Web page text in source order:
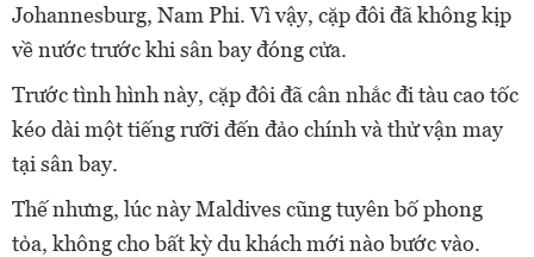
Johannesburg, Nam Phi. Vì vậy, cặp đôi đã không kịp
về nước trước khi sân bay đóng cửa.
Trước tình hình này, cặp đôi đã cân nhắc đi tàu cao tốc
kéo dài một tiếng rưỡi đến đảo chính và thử vận may
tại sân bay.
Thế nhưng, lúc này Maldives cũng tuyên bố phong
tỏa, không cho bất kỳ du khách mới nào bước vào.